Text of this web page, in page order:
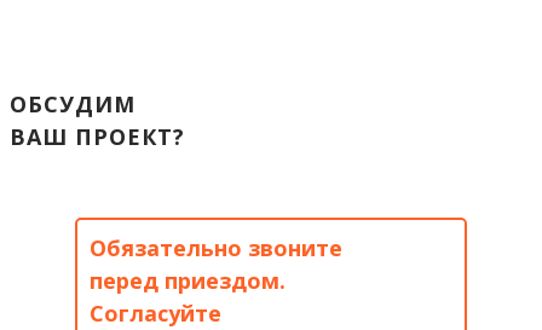
ОБСУДИМ
ВАШ ПРОЕКТ?
Обязательно звоните
перед приездом.
Согласуйте